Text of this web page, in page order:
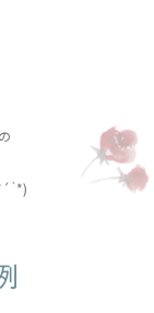
｀*)